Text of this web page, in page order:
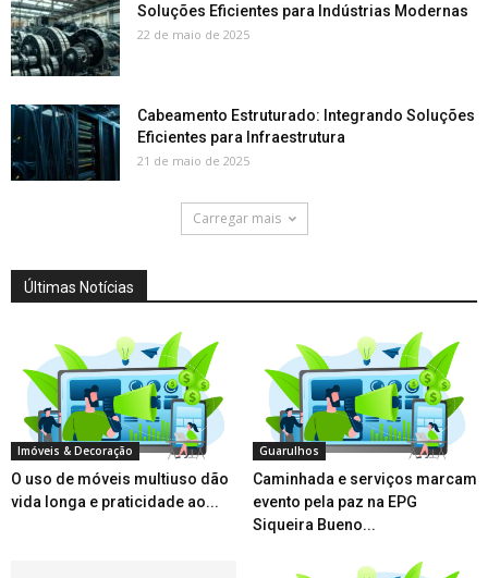
Soluções Eficientes para Indústrias Modernas
22 de maio de 2025
Cabeamento Estruturado: Integrando Soluções
Eficientes para Infraestrutura
21 de maio de 2025
Carregar mais
Últimas Notícias
Imóveis & Decoração
O uso de móveis multiuso dão
vida longa e praticidade ao...
Guarulhos
Caminhada e serviços marcam
evento pela paz na EPG
Siqueira Bueno...